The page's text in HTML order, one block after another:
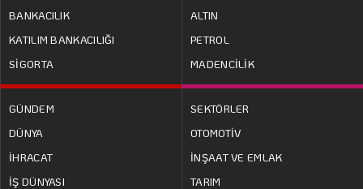
BANKACILIK
KATILIM BANKACILIĞI
SİGORTA
ALTIN
PETROL
MADENCİLİK
GÜNDEM
DÜNYA
İHRACAT
İŞ DÜNYASI
SEKTÖRLER
OTOMOTİV
İNŞAAT VE EMLAK
TARIM